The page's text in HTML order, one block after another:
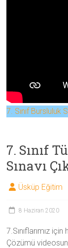
7. Sınıf Bursluluk
7. Sınıf
Sınavı
Üsküp Eğitim
8 Haziran 2020
7.Sınıflarımız için
Çözümü